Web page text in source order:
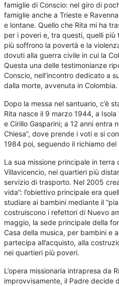
famiglie di Conscio: nel giro di
famiglie anche a Trieste e
e lontane. Quello che Rita mi ha
per i poveri e, tra questi, quelli
più soffrono la povertà e la
dovuti alla guerra civile in cui la
Questa una delle testimonianze
Conscio, nell’incontro dedicato a
dalla morte, avvenuta in Colombia.
Dopo la messa nel santuario, c’è
Rita nasce il 9 marzo 1944, a
e Cirillo Gasparini; a 12 anni entra
Chiesa”, dove prende i voti e si
1984 poi, seguendo il richiamo
La sua missione principale in
Villavicencio, nei quartieri più
servizio di trasporto. Nel 2005
vida”: l’obiettivo principale era
studiare ai bambini mediante il
costruiscono i refettori di Nuevo
maggio, la sede principale della
Casa della musica, per bambini e
partecipa all’acquisto, alla
nei quartieri più poveri.
L’opera missionaria intrapresa da
improvvisamente, il Padre decide